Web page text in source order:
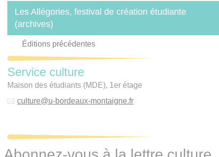
Les Allégories, festival de création étudiante
(archives)
Éditions précédentes
Service culture
Maison des étudiants (MDE), 1er étage
culture@u-bordeaux-montaigne.fr